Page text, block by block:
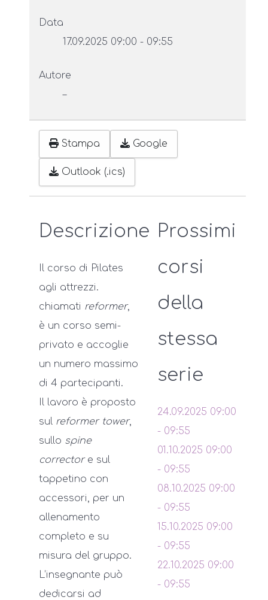
Data
17.09.2025 09:00 - 09:55
Autore
–
Stampa Google
Outlook (.ics)
Descrizione
Il corso di Pilates
agli attrezzi.
chiamati reformer,
è un corso semi-
privato e accoglie
un numero massimo
di 4 partecipanti.
Il lavoro è proposto
sul reformer tower,
sullo spine
correctore sul
tappetino con
accessori, per un
allenamento
completo e su
misura del gruppo.
L’insegnante può
dedicarsi ad
Prossimi
corsi
della
stessa
serie
24.09.2025 09:00
- 09:55
01.10.2025 09:00
- 09:55
08.10.2025 09:00
- 09:55
15.10.2025 09:00
- 09:55
22.10.2025 09:00
- 09:55